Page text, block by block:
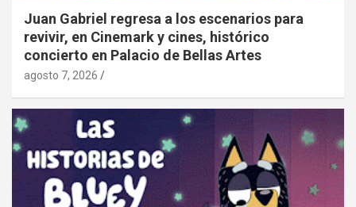
Juan Gabriel regresa a los escenarios para
revivir, en Cinemark y cines, histórico
concierto en Palacio de Bellas Artes
agosto 7, 2026